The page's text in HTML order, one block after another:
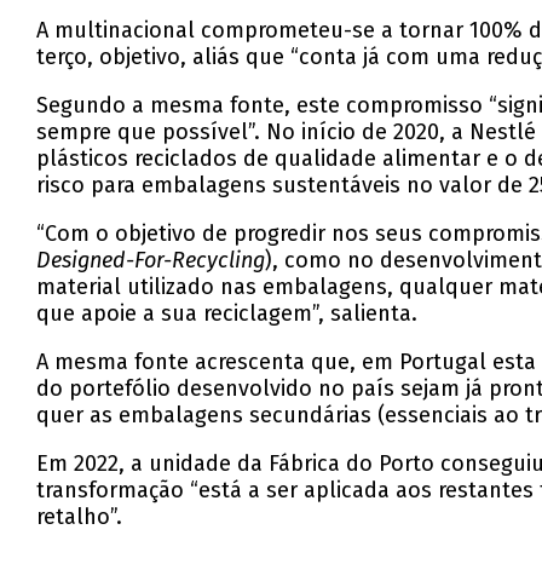
A multinacional comprometeu-se a tornar 100%
terço, objetivo, aliás que “conta já com uma
Segundo a mesma fonte, este compromisso
sempre que possível”. No início de 2020, a
plásticos reciclados de qualidade alimentar e o
risco para embalagens sustentáveis no valor de
“Com o objetivo de progredir nos seus
Designed-For-Recycling), como no
material utilizado nas embalagens, qualquer
que apoie a sua reciclagem”, salienta.
A mesma fonte acrescenta que, em Portugal
do portefólio desenvolvido no país sejam já
quer as embalagens secundárias (essenciais ao
Em 2022, a unidade da Fábrica do Porto
transformação “está a ser aplicada aos
retalho”.